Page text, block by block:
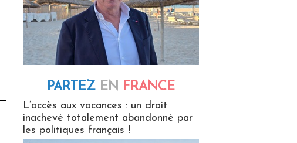
PARTEZ EN FRANCE
L’accès aux vacances : un droit
inachevé totalement abandonné par
les politiques français !